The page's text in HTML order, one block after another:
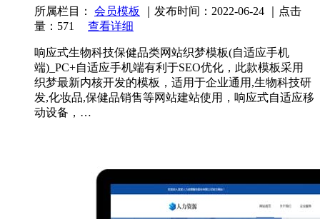
所属栏目： 会员模板
｜发布时间：2022-06-24 ｜点击
量：571
查看详细
响应式生物科技保健品类网站织梦模板(自适应手机
端)_PC+自适应手机端有利于SEO优化，此款模板采用
织梦最新内核开发的模板，适用于企业通用,生物科技研
发,化妆品,保健品销售等网站建站使用，响应式自适应移
动设备，…